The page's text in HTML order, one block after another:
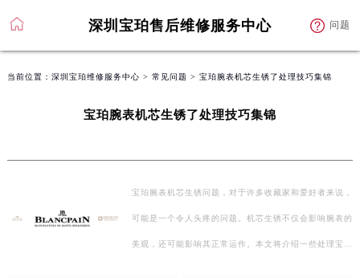
深圳宝珀售后维修服务中心 问题
当前位置： 深圳宝珀维修服务中心 > 常见问题 > 宝珀腕表机芯生锈了处理技巧集锦
宝珀腕表机芯生锈了处理技巧集锦
宝珀腕表机芯生锈问题，对于许多收藏家和爱好者来说，
可能是一个令人头疼的问题。机芯生锈不仅会影响腕表的
美观，还可能影响其正常运作。本文将介绍一些处理宝…